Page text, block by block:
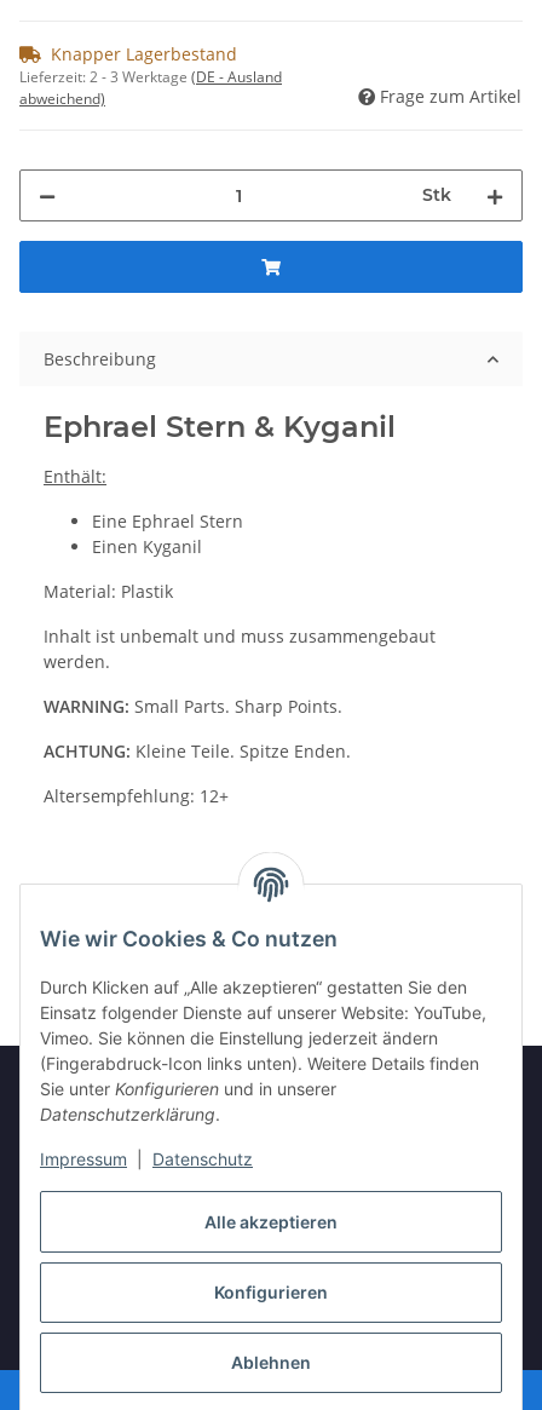
Alle akzeptieren
Konfigurieren
Ablehnen
Wie wir Cookies & Co nutzen
Durch Klicken auf „Alle akzeptieren“ gestatten Sie den
Einsatz folgender Dienste auf unserer Website: YouTube,
Vimeo. Sie können die Einstellung jederzeit ändern
(Fingerabdruck-Icon links unten). Weitere Details finden
Sie unter Konfigurieren und in unserer
Datenschutzerklärung.
Impressum Datenschutz
Knapper Lagerbestand
Lieferzeit:2 - 3 Werktage (DE - Ausland
abweichend)
Frage zum Artikel
Stk
Beschreibung
Ephrael Stern & Kyganil
Enthält:
Eine Ephrael Stern
Einen Kyganil
Material: Plastik
Inhalt ist unbemalt und muss zusammengebaut
werden.
WARNING: Small Parts. Sharp Points.
ACHTUNG: Kleine Teile. Spitze Enden.
Altersempfehlung: 12+
Gesetzliche Informationen
Vertrag widerrufen
* Alle Preise inkl. gesetzlicher USt., zzgl.Versand
© Top Tables Köln